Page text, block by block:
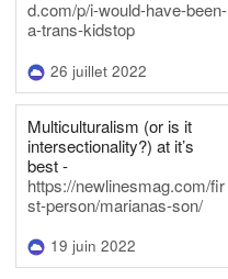
d.com/p/i-would-have-been-
a-trans-kidstop
26 juillet 2022
Multiculturalism (or is it
intersectionality?) at it’s
best -
https://newlinesmag.com/fir
st-person/marianas-son/
19 juin 2022